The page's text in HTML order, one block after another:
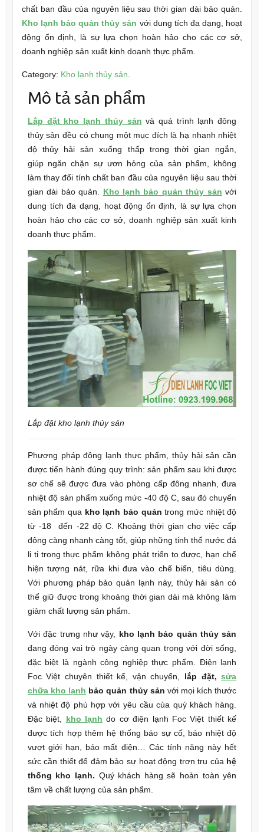
chất ban đầu của nguyên liệu sau thời gian dài bảo quản.
Kho lạnh bảo quản thủy sản với dung tích đa dạng, hoạt
động ổn định, là sự lựa chọn hoàn hảo cho các cơ sở,
doanh nghiệp sản xuất kinh doanh thực phẩm.
Category: Kho lạnh thủy sản
Mô tả sản phẩm
Lắp đặt kho lạnh thủy sản và quá trình lạnh đông
thủy sản đều có chung một mục đích là hạ nhanh nhiệt
độ thủy hải sản xuống thấp trong thời gian ngắn,
giúp ngăn chặn sự ươn hỏng của sản phẩm, không
làm thay đổi tính chất ban đầu của nguyên liệu sau thời
gian dài bảo quản. Kho lạnh bảo quản thủy sản với
dung tích đa dạng, hoạt động ổn định, là sự lựa chọn
hoàn hảo cho các cơ sở, doanh nghiệp sản xuất kinh
doanh thực phẩm.
Lắp đặt kho lạnh thủy sản
Phương pháp đông lạnh thực phẩm, thủy hải sản cần
được tiến hành đúng quy trình: sản phẩm sau khi được
sơ chế sẽ được đưa vào phòng cấp đông nhanh, đưa
nhiệt độ sản phẩm xuống mức -40 độ C, sau đó chuyển
sản phẩm qua kho lạnh bảo quản trong mức nhiệt độ
từ -18 đến -22 độ C. Khoảng thời gian cho việc cấp
đông càng nhanh càng tốt, giúp những tinh thể nước đá
li ti trong thực phẩm không phát triển to được, hạn chế
hiện tượng nát, rữa khi đưa vào chế biến, tiêu dùng.
Với phương pháp bảo quản lạnh này, thủy hải sản có
thể giữ được trong khoảng thời gian dài mà không làm
giảm chất lượng sản phẩm.
Với đặc trưng như vậy,
kho lạnh bảo quản thủy sản
đang đóng vai trò ngày càng quan trọng với đời sống,
đặc biệt là ngành công nghiệp thực phẩm. Điện lạnh
Foc Việt chuyên thiết kế, vận chuyển,
lắp đặt,sửa
chữa kho lạnh bảo quản thủy sản với mọi kích thước
và nhiệt độ phù hợp với yêu cầu của quý khách hàng.
Đặc biệt,
kho lạnh do cơ điện lạnh Foc Việt thiết kế
được tích hợp thêm hệ thống báo sự cố, báo nhiệt độ
vượt giới hạn, báo mất điện… Các tính năng này hết
sức cần thiết để đảm bảo sự hoạt động trơn tru của hệ
thống kho lạnh. Quý khách hàng sẽ hoàn toàn yên
tâm về chất lượng của sản phẩm.